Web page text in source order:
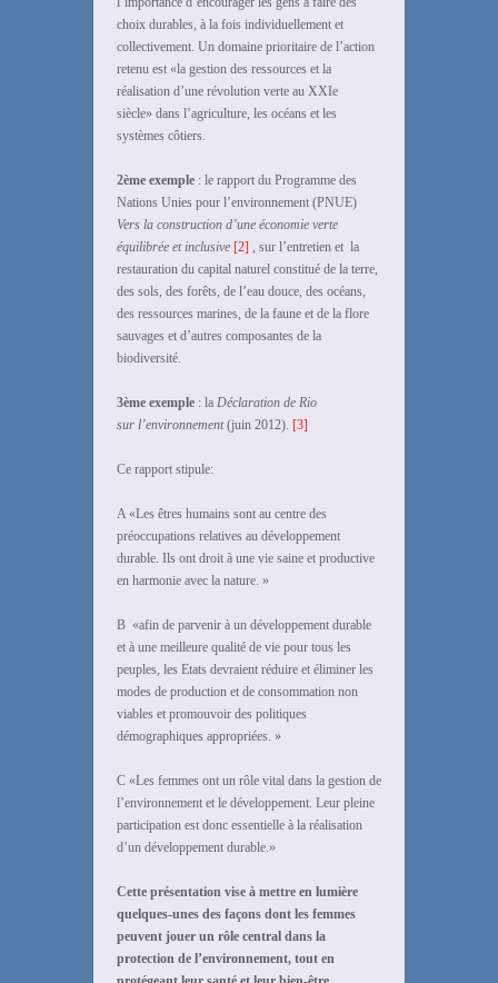
choix durables, à la fois individuellement et
collectivement. Un domaine prioritaire de l’action
retenu est «la gestion des ressources et la
réalisation d’une révolution verte au XXIe
siècle» dans l’agriculture, les océans et les
systèmes côtiers.
2ème exemple : le rapport du Programme des
Nations Unies pour l’environnement (PNUE)
Vers la construction d’une économie verte
équilibrée et inclusive [2] , sur l’entretien et la
restauration du capital naturel constitué de la terre,
des sols, des forêts, de l’eau douce, des océans,
des ressources marines, de la faune et de la flore
sauvages et d’autres composantes de la
biodiversité.
3ème exemple : la Déclaration de Rio
sur l’environnement(juin 2012). [3]
Ce rapport stipule:
A «Les êtres humains sont au centre des
préoccupations relatives au développement
durable. Ils ont droit à une vie saine et productive
en harmonie avec la nature. »
B «afin de parvenir à un développement durable
et à une meilleure qualité de vie pour tous les
peuples, les Etats devraient réduire et éliminer les
modes de production et de consommation non
viables et promouvoir des politiques
démographiques appropriées. »
C «Les femmes ont un rôle vital dans la gestion de
l’environnement et le développement. Leur pleine
participation est donc essentielle à la réalisation
d’un développement durable.»
Cette présentation vise à mettre en lumière
quelques-unes des façons dont les femmes
peuvent jouer un rôle central dans la
protection de l’environnement, tout en